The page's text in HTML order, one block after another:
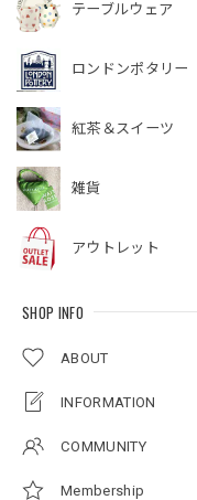
テーブルウェア
ロンドンポタリー
紅茶＆スイーツ
雑貨
アウトレット
SHOP INFO
ABOUT
INFORMATION
COMMUNITY
Membership